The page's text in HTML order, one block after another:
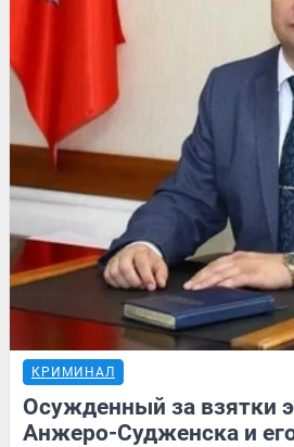
КРИМИНАЛ
Осужденный за взятки
Анжеро-Судженска и